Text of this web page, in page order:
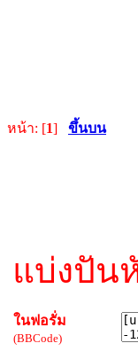
หน้า: [1] ขึ้นบน
แบ่งปัน
ในฟอรั่ม
(BBCode)